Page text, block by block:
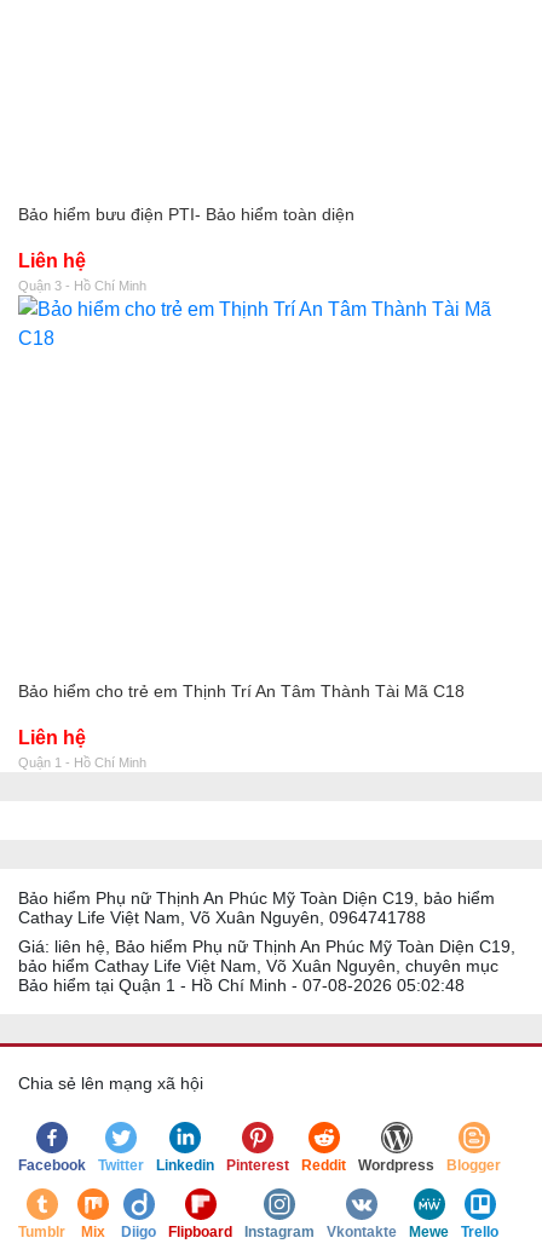
Bảo hiểm bưu điện PTI- Bảo hiểm toàn diện
Liên hệ
Quận 3 - Hồ Chí Minh
Bảo hiểm cho trẻ em Thịnh Trí An Tâm Thành Tài Mã C18
Liên hệ
Quận 1 - Hồ Chí Minh
Bảo hiểm Phụ nữ Thịnh An Phúc Mỹ Toàn Diện C19, bảo hiểm
Cathay Life Việt Nam, Võ Xuân Nguyên, 0964741788
Giá: liên hệ, Bảo hiểm Phụ nữ Thịnh An Phúc Mỹ Toàn Diện C19,
bảo hiểm Cathay Life Việt Nam, Võ Xuân Nguyên, chuyên mục
Bảo hiểm tại Quận 1 - Hồ Chí Minh - 07-08-2026 05:02:48
Chia sẻ lên mạng xã hội
Facebook Twitter Linkedin Pinterest Reddit Wordpress Blogger
Tumblr Mix Diigo Flipboard Instagram Vkontakte Mewe Trello